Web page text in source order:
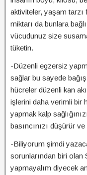
aktiviteler, yaşam tarzı
miktarı da bunlara
vücudunuz size
tüketin.
-Düzenli egzersiz
sağlar bu sayede
hücreler düzenli kan
işlerini daha verimli bir
yapmak kalp
basıncınızı düşürür
-Biliyorum şimdi
sorunlarından biri olan
yapmayalım diyecek